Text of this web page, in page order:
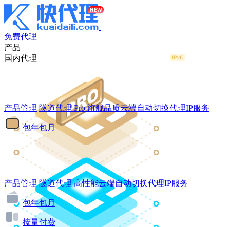
免费代理
产品
国内代理
产品管理 隧道代理Pro 旗舰品质云端自动切换代理IP服务
包年包月
产品管理 隧道代理 高性能云端自动切换代理IP服务
包年包月
按量付费